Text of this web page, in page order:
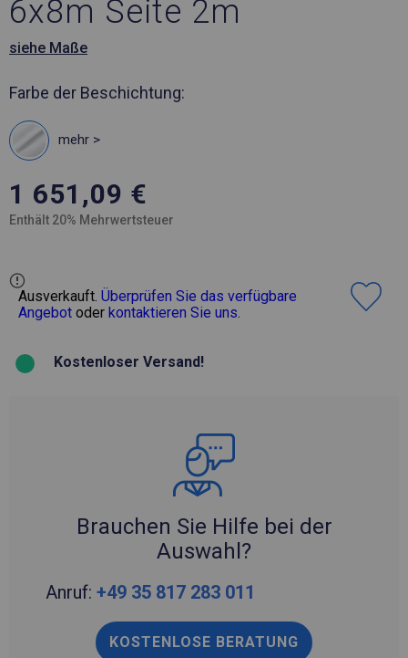
6x8m Seite 2m
siehe Maße
Farbe der Beschichtung:
mehr >
1 651,09 €
Enthält 20% Mehrwertsteuer
Ausverkauft. Überprüfen Sie das verfügbare
Angebot oder kontaktieren Sie uns.
Kostenloser Versand!
Brauchen Sie Hilfe bei der
Auswahl?
Anruf: +49 35 817 283 011
KOSTENLOSE BERATUNG